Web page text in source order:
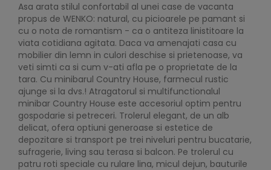
Asa arata stilul confortabil al unei case de vacanta
propus de WENKO: natural, cu picioarele pe pamant si
cu o nota de romantism - ca o antiteza linistitoare la
viata cotidiana agitata. Daca va amenajati casa cu
mobilier din lemn in culori deschise si prietenoase, va
veti simti ca si cum v-ati afla pe o proprietate de la
tara. Cu minibarul Country House, farmecul rustic
ajunge si la dvs.! Atragatorul si multifunctionalul
minibar Country House este accesoriul optim pentru
gospodarie si petreceri. Trolerul elegant, de un alb
delicat, ofera optiuni generoase si estetice de
depozitare si transport pe trei niveluri pentru bucatarie,
sufragerie, living sau terasa si balcon. Pe trolerul cu
patru roti speciale cu rulare lina, micul dejun, bauturile